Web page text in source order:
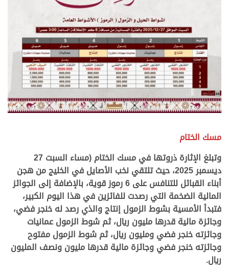
.
مسك الختام
وتبلغ الإثارة ذروتها في مسك الختام (مساء السبت 27
ديسمبر 2025، حيث تلتقي نخب الأصايل في الخليج من هجن
أبناء القبائل للتنافس على 6 رموز قوية، بالإضافة إلى الجوائز
المالية الضخمة التي رصدت للفائزين في هذا اليوم الكبير،
فتبدأ الأمسية بشوط الزمول إنتاج والذي رصد له خنجر فضي،
وجائزة مالية قدرها مليون ريال، ثم شوط الزمول عمانيات
وجائزته خنجر فضي ومليون ريال، ثم شوط الزمول مفتوح
وجائزته خنجر فضي وجائزة مالية قدرها مليون ونصف المليون
ريال.